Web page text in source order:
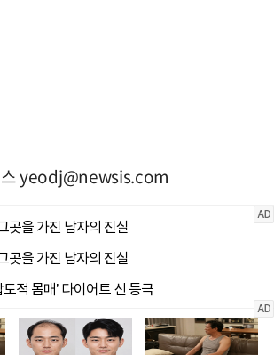
yeodj@newsis.com